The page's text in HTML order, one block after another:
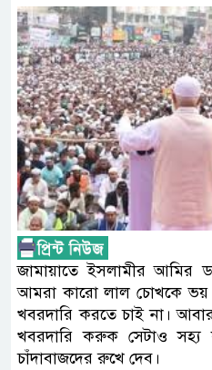
জামায়াতে ইসলামীর আমির
আমরা কারো লাল চোখকে
খবরদারি করতে চাই না।
খবরদারি করুক সেটাও সহ্য
চাঁদাবাজদের রুখে দেব।